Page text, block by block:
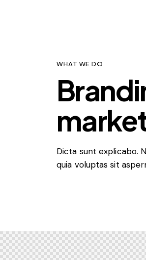
WHAT WE DO
Dicta sunt explicabo.
quia voluptas sit